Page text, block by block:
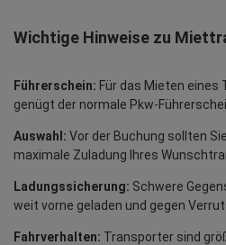
Wichtige Hinweise zu
Führerschein: Für das Mieten eines
genügt der normale Pkw-
Auswahl: Vor der Buchung sollten
maximale Zuladung Ihres
Ladungssicherung: Schwere
weit vorne geladen und gegen
Fahrverhalten: Transporter sind